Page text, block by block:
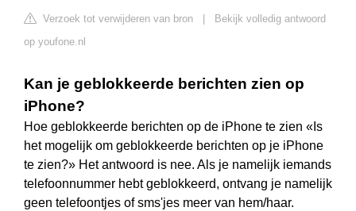
Verzoek tot verwijderen van bron
Bekijk volledig antwoord
op youfone.nl
Kan je geblokkeerde berichten zien op
iPhone?
Hoe geblokkeerde berichten op de iPhone te zien «Is
het mogelijk om geblokkeerde berichten op je iPhone
te zien?» Het antwoord is nee. Als je namelijk iemands
telefoonnummer hebt geblokkeerd, ontvang je namelijk
geen telefoontjes of sms'jes meer van hem/haar.